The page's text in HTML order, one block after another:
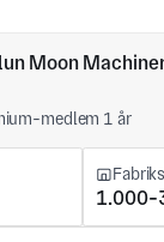
Moon
medlem 1 år
1.000-